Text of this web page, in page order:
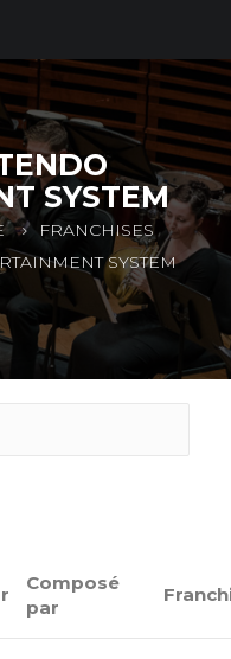
SYSTEM
FRANCHISES
SYSTEM
Composé
par